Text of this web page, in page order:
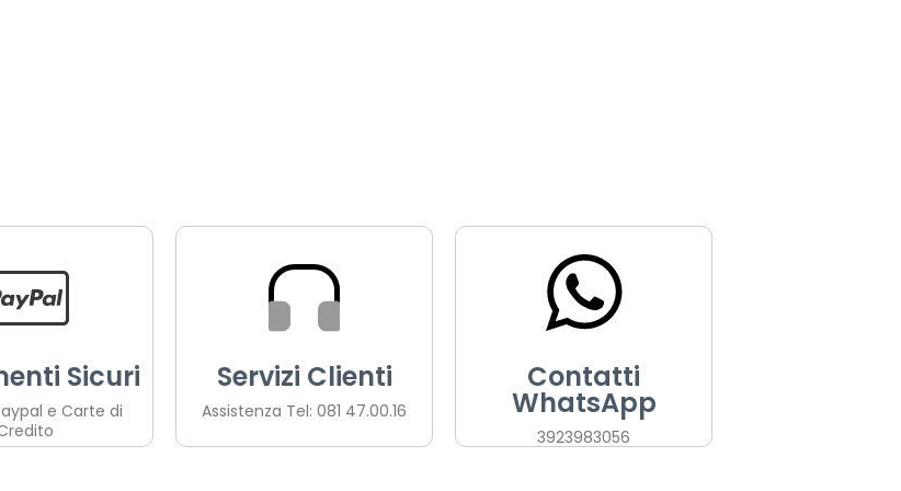
Sicuri
e Carte di
Servizi Clienti
Assistenza Tel: 081 47.00.16
Contatti
WhatsApp
3923983056